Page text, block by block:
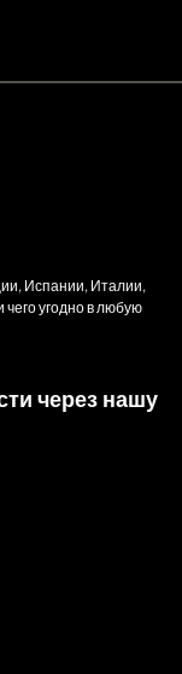
Испании, Италии,
угодно в любую
через нашу